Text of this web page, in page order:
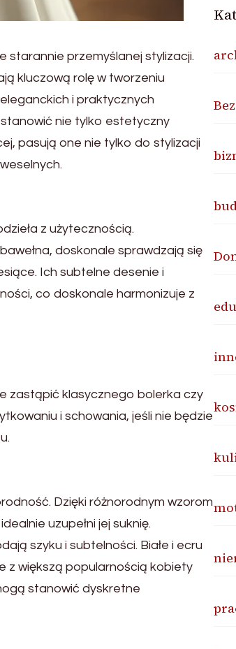
starannie przemyślanej stylizacji.
kluczową rolę w tworzeniu
i praktycznych
stanowić nie tylko estetyczny
pasują one nie tylko do stylizacji
z użytecznością.
doskonale sprawdzają się
Ich subtelne desenie i
co doskonale harmonizuje z
zastąpić klasycznego bolerka czy
i schowania, jeśli nie będzie
Dzięki różnorodnym wzorom
uzupełni jej suknię.
szyku i subtelności. Białe i ecru
z większą popularnością kobiety
stanowić dyskretne